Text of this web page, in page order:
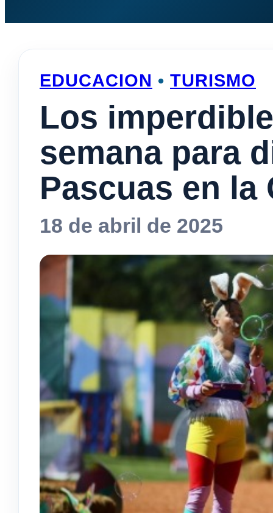
EDUCACION • TURISMO
Los
semana para
Pascuas en la
18 de abril de 2025